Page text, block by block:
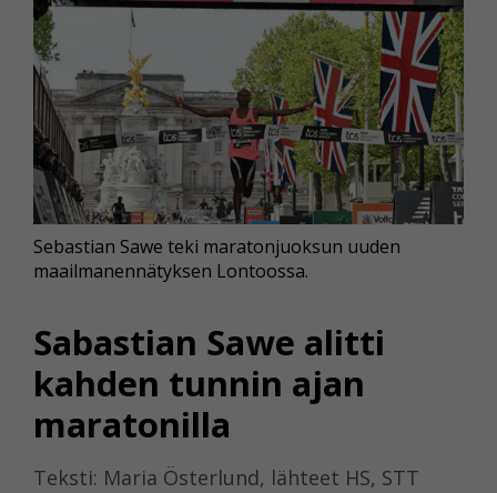
Sabastian Sawe alitti
kahden tunnin ajan
maratonilla
Teksti: Maria Österlund, lähteet HS, STT
Sebastian Sawe teki maratonjuoksun uuden
maailmanennätyksen Lontoossa.